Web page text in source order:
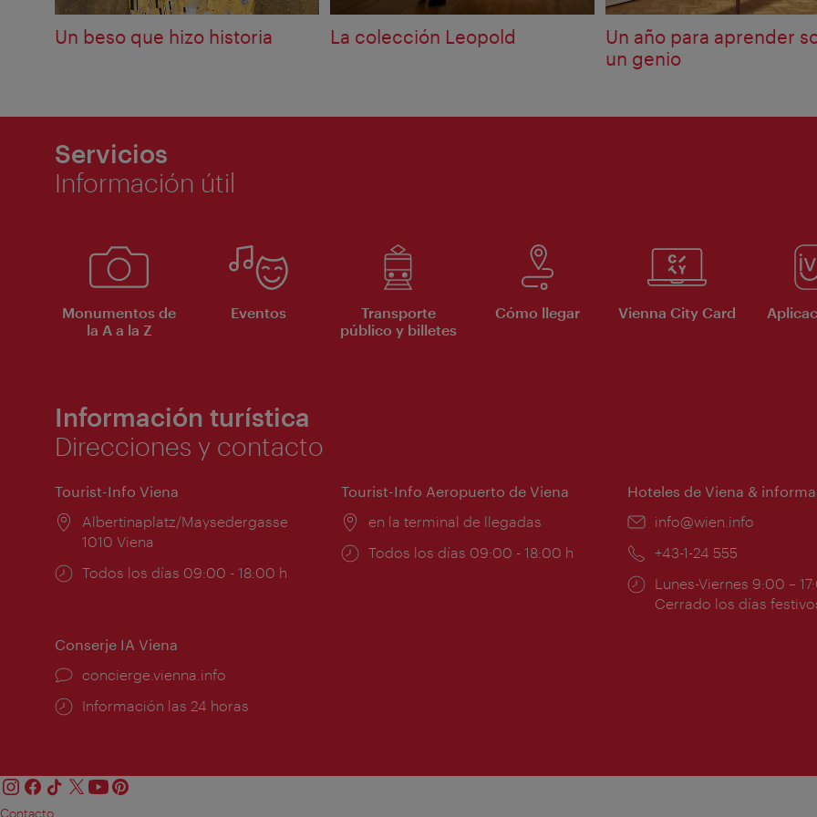
Un beso que hizo historia La colección Leopold
Un año para aprender
un genio
Servicios
Información útil
Monumentos de
la A a la Z
Eventos
Transporte
público y billetes
Cómo llegar Vienna City Card
Información turística
Direcciones y contacto
Tourist-Info Viena
Lugar:
Albertinaplatz/Maysedergasse
1010 Viena
Horarios
Todos los días 09:00 - 18:00 h
Tourist-Info Aeropuerto de Viena
Lugar:
en la terminal de llegadas
Horarios
Todos los días 09:00 - 18:00 h
Hoteles de Viena &
e-
info@wien.info
Teléfono:
+43-1-24 555
Horarios
de
Lunes-Viernes 9:00 –
Cerrado los días
Conserje IA Viena
concierge.vienna.info
Información las 24 horas
Contacto